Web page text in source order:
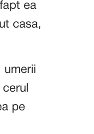
ea
casa,
umerii
pe